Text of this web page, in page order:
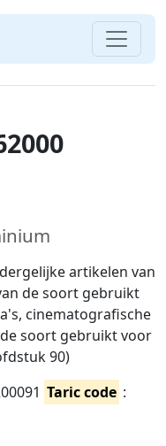
artikelen van
de soort gebruikt
cinematografische
soort gebruikt voor
90)
Taric code :